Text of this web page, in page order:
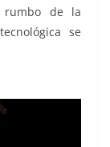
rumbo de la
se